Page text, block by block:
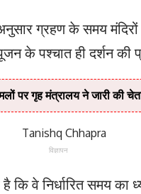
ग्रहण के समय
के पश्चात ही दर्शन की
पर गृह मंत्रालय ने जारी की
विज्ञापन
वे निर्धारित समय का